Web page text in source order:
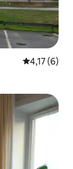
4,17 de
4,17 (6)